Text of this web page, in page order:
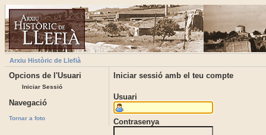
Arxiu Històric de Llefià
Opcions de l'Usuari
Iniciar Sessió
Navegació
Tornar a foto
Iniciar sessió amb el teu compte
Usuari
Contrasenya